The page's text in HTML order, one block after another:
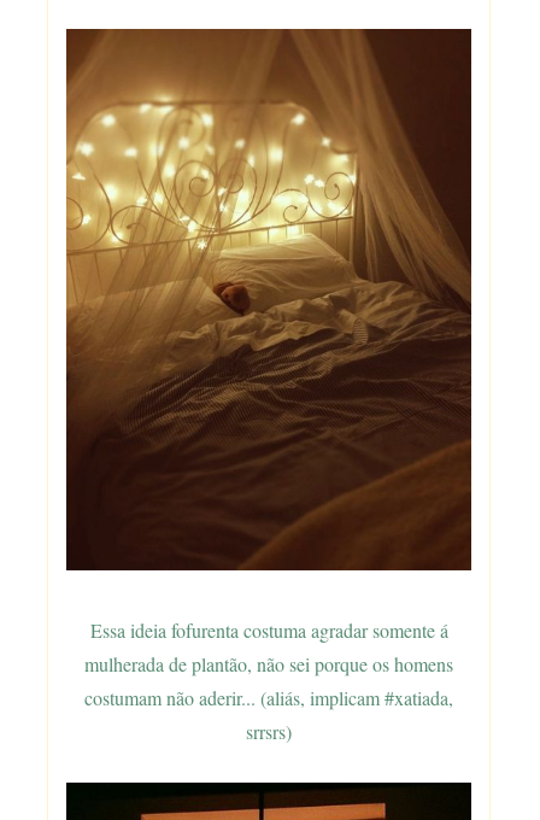
Essa ideia fofurenta costuma agradar somente á
mulherada de plantão, não sei porque os homens
costumam não aderir... (aliás, implicam #xatiada,
srrsrs)